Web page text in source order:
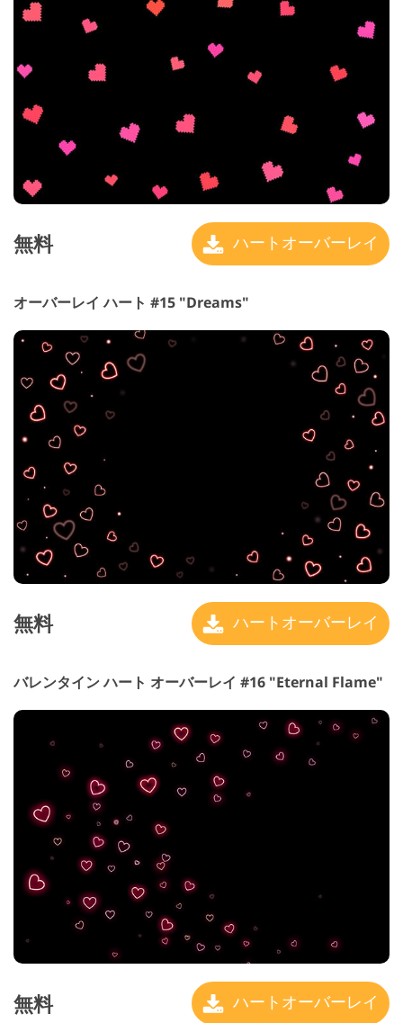
無料 ハートオーバーレイ
オーバーレイ ハート #15 "Dreams"
無料 ハートオーバーレイ
バレンタイン ハート オーバーレイ #16 "Eternal Flame"
無料 ハートオーバーレイ